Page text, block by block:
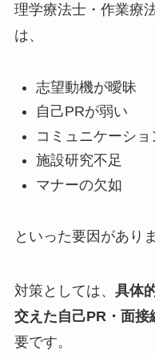
理学療法士・作業療
は、
志望動機が曖昧
自己PRが弱い
コミュニケーショ
施設研究不足
マナーの欠如
といった要因がありま
対策としては、 具体
交えた自己PR・面
要です。